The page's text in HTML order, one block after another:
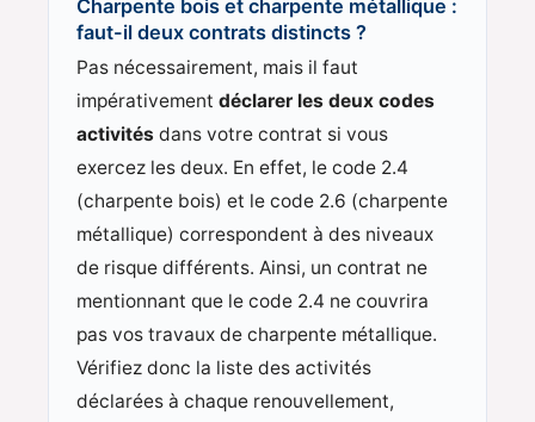
Charpente bois et charpente métallique :
faut-il deux contrats distincts ?
Pas nécessairement, mais il faut
impérativementdéclarer les deux codes
activités dans votre contrat si vous
exercez les deux. En effet, le code 2.4
(charpente bois) et le code 2.6 (charpente
métallique) correspondent à des niveaux
de risque différents. Ainsi, un contrat ne
mentionnant que le code 2.4 ne couvrira
pas vos travaux de charpente métallique.
Vérifiez donc la liste des activités
déclarées à chaque renouvellement,